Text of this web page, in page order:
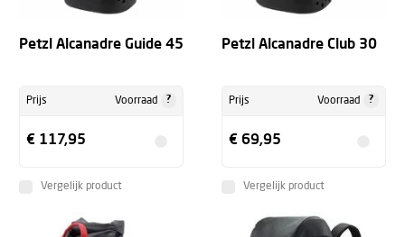
Petzl Alcanadre Guide 45
Prijs Voorraad ?
€ 117,95
Vergelijk product
Petzl Alcanadre Club 30
Prijs Voorraad ?
€ 69,95
Vergelijk product